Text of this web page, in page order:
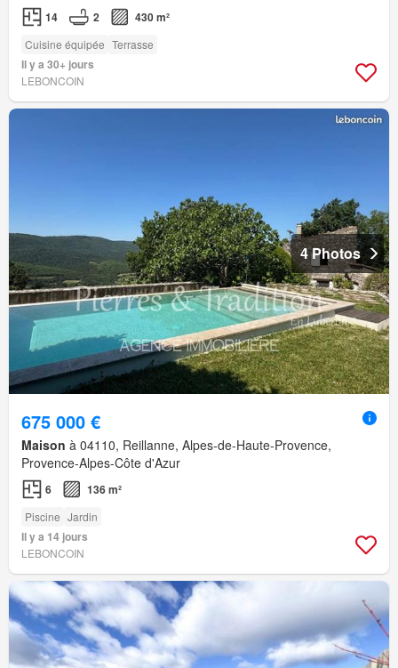
14 2 430 m²
Cuisine équipée Terrasse
Il y a 30+ jours
LEBONCOIN
4 Photos
675 000 €
Maison à 04110, Reillanne, Alpes-de-Haute-Provence,
Provence-Alpes-Côte d'Azur
6 136 m²
Piscine Jardin
Il y a 14 jours
LEBONCOIN